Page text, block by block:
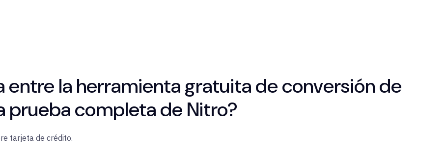
entre la herramienta gratuita de conversión de
prueba completa de Nitro?
tarjeta de crédito.